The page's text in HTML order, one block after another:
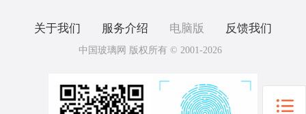
关于我们 服务介绍 电脑版 反馈我们
中国玻璃网 版权所有 © 2001-2026
